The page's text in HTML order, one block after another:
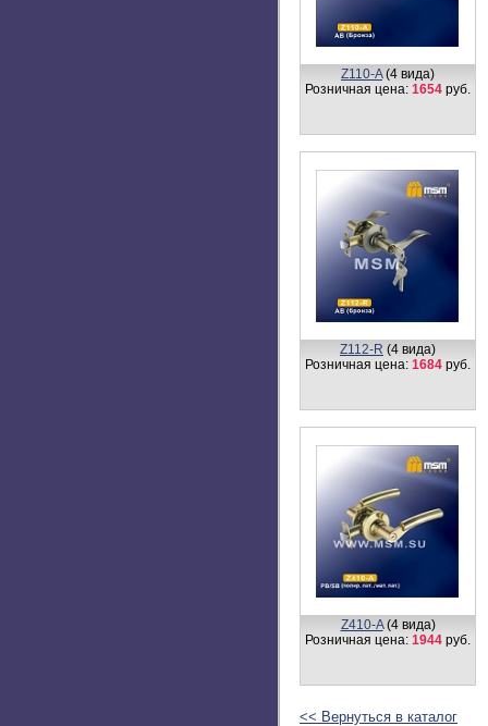
Z110-A(4 вида)
Розничная цена: 1654 руб.
Z112-R (4 вида)
Розничная цена: 1684 руб.
Z410-A(4 вида)
Розничная цена: 1944 руб.
<< Вернуться в каталог